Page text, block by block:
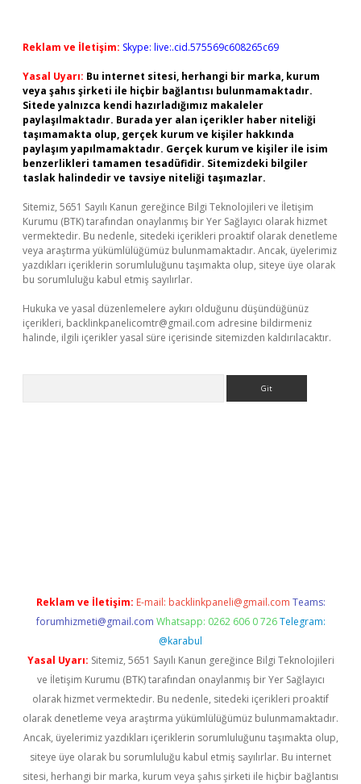
Reklam ve İletişim: Skype: live:.cid.575569c608265c69
Yasal Uyarı: Bu internet sitesi, herhangi bir marka, kurum
veya şahıs şirketi ile hiçbir bağlantısı bulunmamaktadır.
Sitede yalnızca kendi hazırladığımız makaleler
paylaşılmaktadır. Burada yer alan içerikler haber niteliği
taşımamakta olup, gerçek kurum ve kişiler hakkında
paylaşım yapılmamaktadır. Gerçek kurum ve kişiler ile isim
benzerlikleri tamamen tesadüfidir. Sitemizdeki bilgiler
taslak halindedir ve tavsiye niteliği taşımazlar.
Sitemiz, 5651 Sayılı Kanun gereğince Bilgi Teknolojileri ve İletişim
Kurumu (BTK) tarafından onaylanmış bir Yer Sağlayıcı olarak hizmet
vermektedir. Bu nedenle, sitedeki içerikleri proaktif olarak denetleme
veya araştırma yükümlülüğümüz bulunmamaktadır. Ancak, üyelerimiz
yazdıkları içeriklerin sorumluluğunu taşımakta olup, siteye üye olarak
bu sorumluluğu kabul etmiş sayılırlar.
Hukuka ve yasal düzenlemelere aykırı olduğunu düşündüğünüz
içerikleri, backlinkpanelicomtr@gmail.com adresine bildirmeniz
halinde, ilgili içerikler yasal süre içerisinde sitemizden kaldırılacaktır.
Reklam ve İletişim: E-mail: backlinkpaneli@gmail.com Teams:
forumhizmeti@gmail.com Whatsapp: 0262 606 0 726 Telegram:
@karabul
Yasal Uyarı: Sitemiz, 5651 Sayılı Kanun gereğince Bilgi Teknolojileri
ve İletişim Kurumu (BTK) tarafından onaylanmış bir Yer Sağlayıcı
olarak hizmet vermektedir. Bu nedenle, sitedeki içerikleri proaktif
olarak denetleme veya araştırma yükümlülüğümüz bulunmamaktadır.
Ancak, üyelerimiz yazdıkları içeriklerin sorumluluğunu taşımakta olup,
siteye üye olarak bu sorumluluğu kabul etmiş sayılırlar. Bu internet
sitesi, herhangi bir marka, kurum veya şahıs şirketi ile hiçbir bağlantısı